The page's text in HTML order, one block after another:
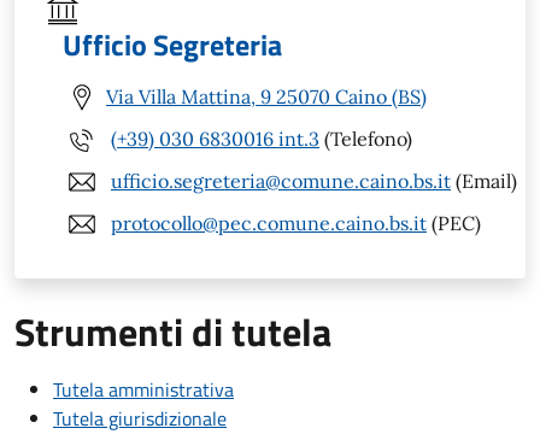
Ufficio Segreteria
Via Villa Mattina, 9 25070 Caino (BS)
(+39) 030 6830016 int.3 (Telefono)
ufficio.segreteria@comune.caino.bs.it (Email)
protocollo@pec.comune.caino.bs.it (PEC)
Strumenti di tutela
Tutela amministrativa
Tutela giurisdizionale